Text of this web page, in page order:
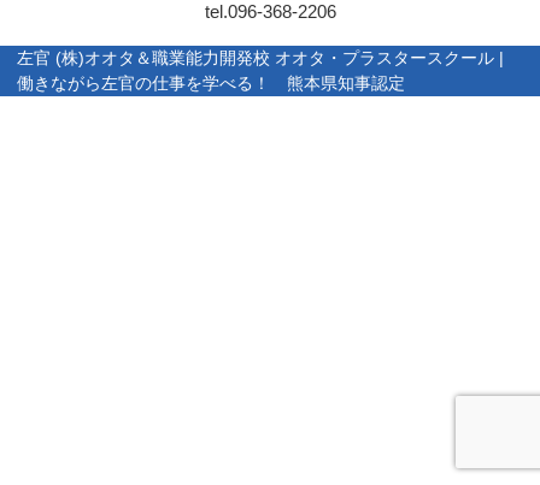
tel.096-368-2206
左官 (株)オオタ＆職業能力開発校 オオタ・プラスタースクール |
働きながら左官の仕事を学べる！ 熊本県知事認定